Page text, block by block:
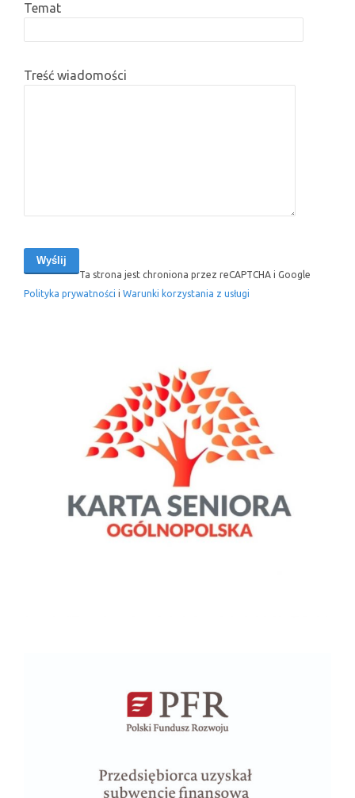
Temat
Treść wiadomości
Ta strona jest chroniona przez reCAPTCHA i Google
Polityka prywatności i Warunki korzystania z usługi